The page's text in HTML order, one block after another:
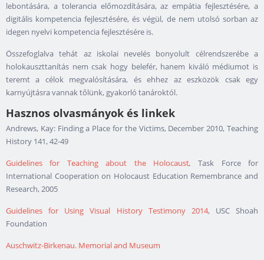
lebontására, a tolerancia előmozdítására, az empátia fejlesztésére, a
digitális kompetencia fejlesztésére, és végül, de nem utolsó sorban az
idegen nyelvi kompetencia fejlesztésére is.
Összefoglalva tehát az iskolai nevelés bonyolult célrendszerébe a
holokauszttanítás nem csak hogy belefér, hanem kiváló médiumot is
teremt a célok megvalósítására, és ehhez az eszközök csak egy
karnyújtásra vannak tőlünk, gyakorló tanároktól.
Hasznos olvasmányok és linkek
Andrews, Kay: Finding a Place for the Victims, December 2010, Teaching
History 141, 42-49
Guidelines for Teaching about the Holocaust,Task Force for
International Cooperation on Holocaust Education Remembrance and
Research, 2005
Guidelines for Using Visual History Testimony 2014, USC Shoah
Foundation
Auschwitz-Birkenau. Memorial and Museum